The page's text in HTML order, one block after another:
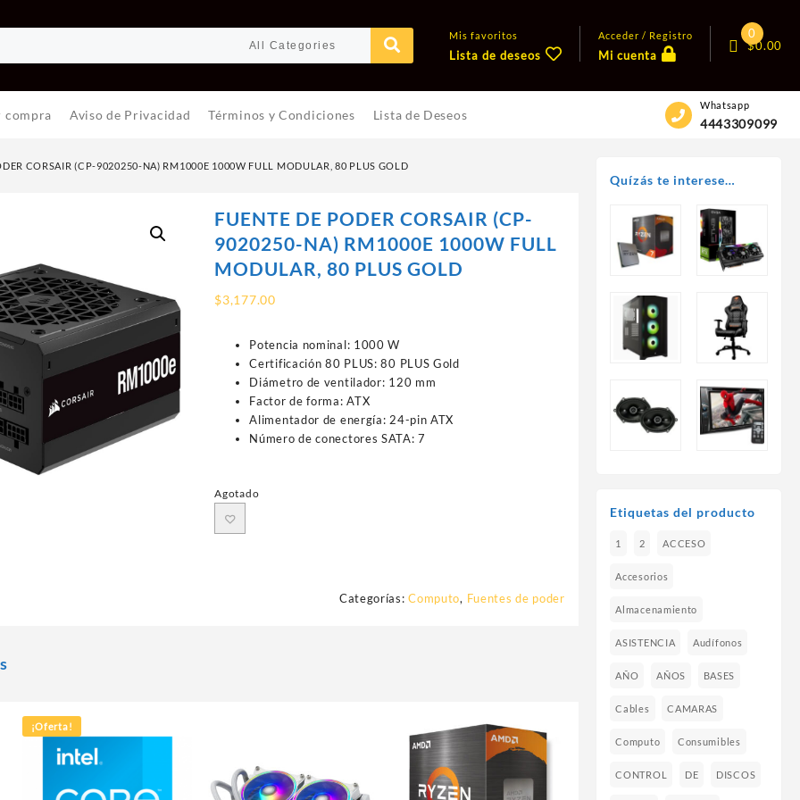
Mis favoritos
Lista de deseos
Acceder / Registro
Mi cuenta
0
$0.00
compra Aviso de Privacidad Términos y Condiciones Lista de Deseos
Whatsapp
4443309099
CORSAIR (CP-9020250-NA) RM1000E 1000W FULL MODULAR, 80 PLUS GOLD
FUENTE DE PODER CORSAIR (CP-
9020250-NA) RM1000E 1000W FULL
MODULAR, 80 PLUS GOLD
$3,177.00
Potencia nominal: 1000 W
Certificación 80 PLUS: 80 PLUS Gold
Diámetro de ventilador: 120 mm
Factor de forma: ATX
Alimentador de energía: 24-pin ATX
Número de conectores SATA: 7
Agotado
Categorías:Computo, Fuentes de poder
¡Oferta!
Quízás te interese…
Etiquetas del producto
1 2 ACCESO
Accesorios
Almacenamiento
ASISTENCIA Audífonos
AÑO AÑOS BASES
Cables CAMARAS
Computo Consumibles
CONTROL DE DISCOS